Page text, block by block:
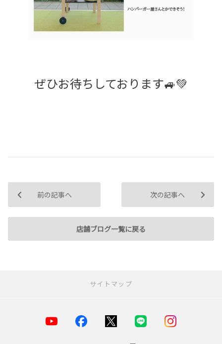
ぜひお待ちしております🚙💚
前の記事へ
店舗ブログ一覧に戻る
次の記事へ
サイトマップ